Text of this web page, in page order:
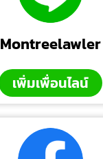
Montreelawler
เพิ่มเพื่อนไลน์